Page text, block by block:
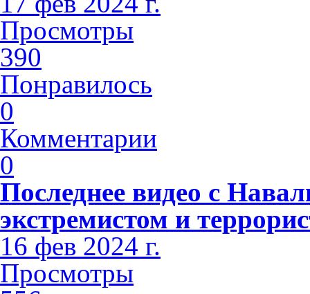
Просмотры
390
Понравилось
0
Комментарии
0
Последнее видео с
экстремистом и
16 фев 2024 г.
Просмотры